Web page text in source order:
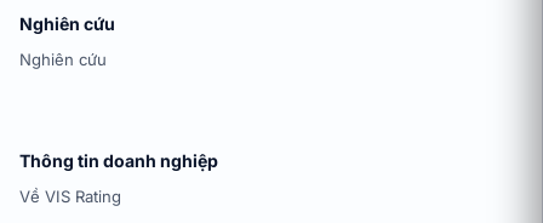
Nghiên cứu
Nghiên cứu
Thông tin doanh nghiệp
Về VIS Rating